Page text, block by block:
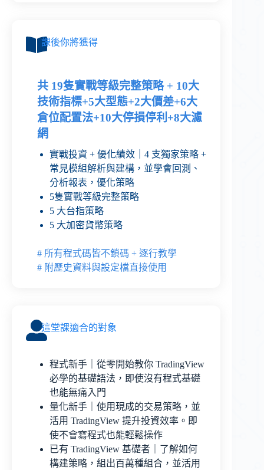
課後你將獲得
共 19隻實戰等級完整策略 + 10大
技術指標+5大型態+2大價差+6大
倉位配置法+10大停損停利+8大濾
網
實戰投資 + 優化績效｜4 支獨家策略 +
常見模組解析與建構，並學會回測、
分析報表，優化策略
5隻實戰等級完整策略
5 大台指策略
5 大加密貨幣策略
# 所有程式碼皆不鎖碼 + 逐行教學
# 附歷史資料與設定檔直接使用
這堂課適合的對象
程式新手｜從零開始教你 TradingView
必學的基礎語法，即使沒有程式基礎
也能無痛入門
量化新手｜使用現成的交易策略，並
活用 TradingView 提升投資效率。即
使不會寫程式也能輕鬆操作
已有 TradingView 基礎者｜了解如何
構建策略，組出百萬種組合，並活用